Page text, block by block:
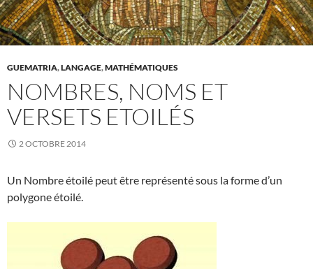
GUEMATRIA,LANGAGE,MATHÉMATIQUES
NOMBRES, NOMS ET
VERSETS ETOILÉS
2 OCTOBRE 2014
Un Nombre étoilé peut être représenté sous la forme d’un
polygone étoilé.